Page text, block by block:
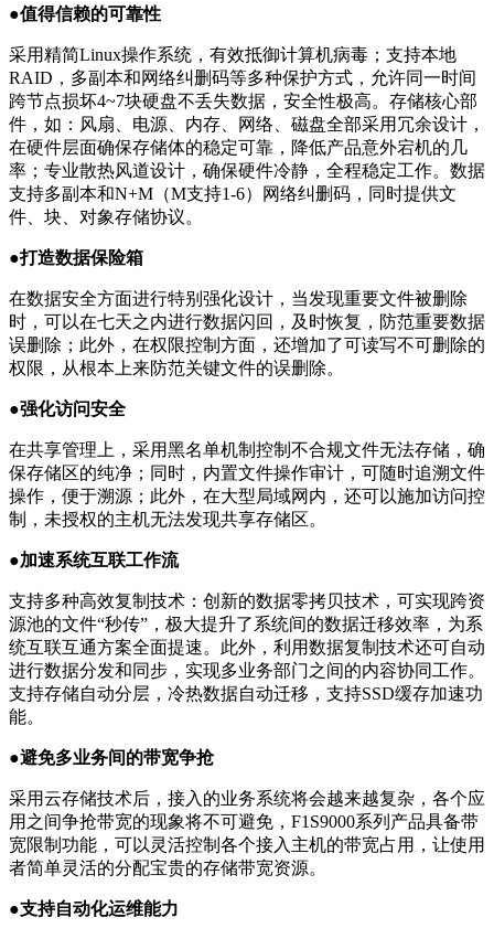
●值得信赖的可靠性
采用精简Linux操作系统，有效抵御计算机病毒；支持本地
RAID，多副本和网络纠删码等多种保护方式，允许同一时间
跨节点损坏4~7块硬盘不丢失数据，安全性极高。存储核心部
件，如：风扇、电源、内存、网络、磁盘全部采用冗余设计，
在硬件层面确保存储体的稳定可靠，降低产品意外宕机的几
率；专业散热风道设计，确保硬件冷静，全程稳定工作。数据
支持多副本和N+M（M支持1-6）网络纠删码，同时提供文
件、块、对象存储协议。
●打造数据保险箱
在数据安全方面进行特别强化设计，当发现重要文件被删除
时，可以在七天之内进行数据闪回，及时恢复，防范重要数据
误删除；此外，在权限控制方面，还增加了可读写不可删除的
权限，从根本上来防范关键文件的误删除。
●强化访问安全
在共享管理上，采用黑名单机制控制不合规文件无法存储，确
保存储区的纯净；同时，内置文件操作审计，可随时追溯文件
操作，便于溯源；此外，在大型局域网内，还可以施加访问控
制，未授权的主机无法发现共享存储区。
●加速系统互联工作流
支持多种高效复制技术：创新的数据零拷贝技术，可实现跨资
源池的文件“秒传”，极大提升了系统间的数据迁移效率，为系
统互联互通方案全面提速。此外，利用数据复制技术还可自动
进行数据分发和同步，实现多业务部门之间的内容协同工作。
支持存储自动分层，冷热数据自动迁移，支持SSD缓存加速功
能。
●避免多业务间的带宽争抢
采用云存储技术后，接入的业务系统将会越来越复杂，各个应
用之间争抢带宽的现象将不可避免，F1S9000系列产品具备带
宽限制功能，可以灵活控制各个接入主机的带宽占用，让使用
者简单灵活的分配宝贵的存储带宽资源。
●支持自动化运维能力